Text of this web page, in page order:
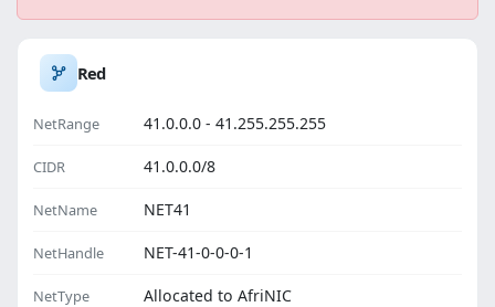
Red
NetRange 41.0.0.0 - 41.255.255.255
CIDR 41.0.0.0/8
NetName NET41
NetHandle NET-41-0-0-0-1
NetType Allocated to AfriNIC